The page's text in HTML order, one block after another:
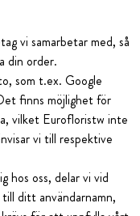
vi samarbetar med, så
din order.
som t.ex. Google
finns möjlighet för
vilket Eurofloristw inte
vi till respektive
hos oss, delar vi vid
ditt användarnamn,